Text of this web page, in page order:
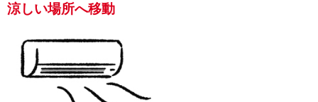
涼しい場所へ移動